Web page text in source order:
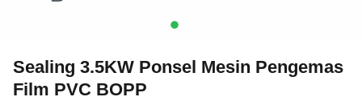
Sealing 3.5KW Ponsel Mesin Pengemas
Film PVC BOPP